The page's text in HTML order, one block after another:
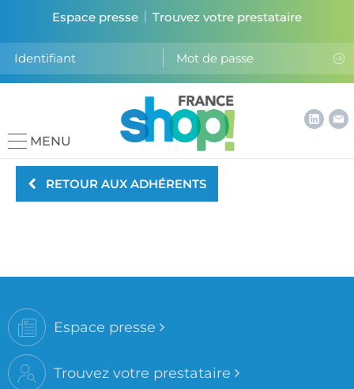
Espace presse Trouvez votre prestataire
MENU
RETOUR AUX ADHÉRENTS
Espace presse
Trouvez votre prestataire